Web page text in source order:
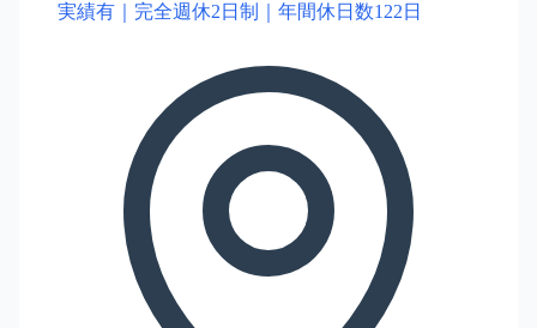
実績有｜完全週休2日制｜年間休日数122日